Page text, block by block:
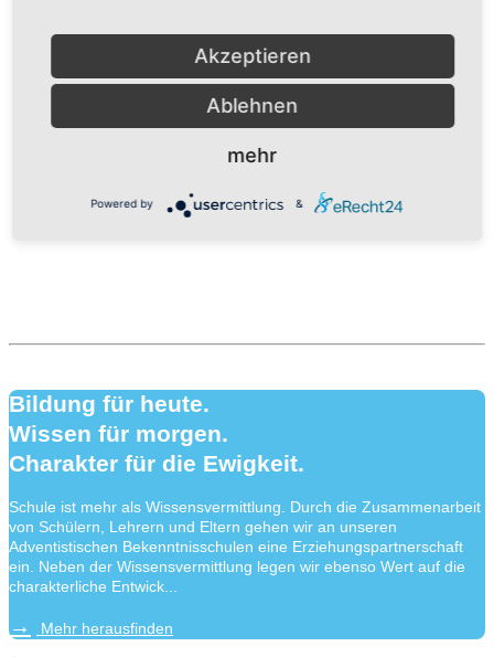
Bildung für heute.
Wissen für morgen.
Charakter für die Ewigkeit.
Schule ist mehr als Wissensvermittlung. Durch die Zusammenarbeit
von Schülern, Lehrern und Eltern gehen wir an unseren
Adventistischen Bekenntnisschulen eine Erziehungspartnerschaft
ein. Neben der Wissensvermittlung legen wir ebenso Wert auf die
charakterliche Entwick...
Mehr herausfinden
Akzeptieren
Ablehnen
mehr
Powered by &